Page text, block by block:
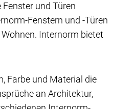
und Türen
Fenstern und -Türen
Internorm bietet
Farbe und Material die
an Architektur,